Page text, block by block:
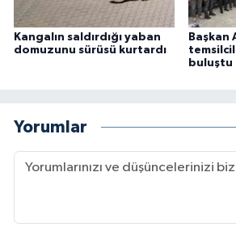
Kangalın saldırdığı yaban
domuzunu sürüsü kurtardı
Başkan
buluştu
Yorumlar